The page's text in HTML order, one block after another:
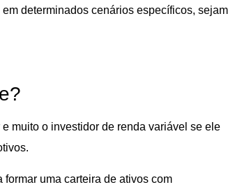
determinados cenários específicos, sejam
muito o investidor de renda variável se ele
uma carteira de ativos com